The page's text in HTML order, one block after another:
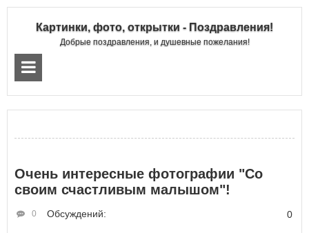
Картинки, фото, открытки - Поздравления!
Добрые поздравления, и душевные пожелания!
Очень интересные фотографии "Со
своим счастливым малышом"!
Обсуждений:
0 0